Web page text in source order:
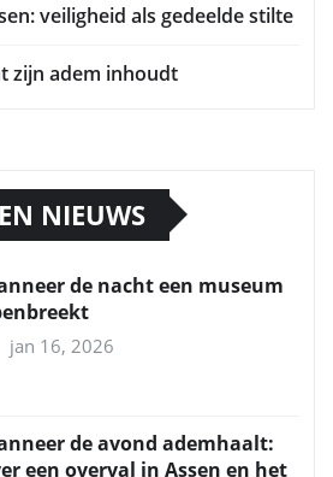
veiligheid als gedeelde stilte
zijn adem inhoudt
NIEUWS
de nacht een museum
jan 16, 2026
de avond ademhaalt:
een overval in Assen en het